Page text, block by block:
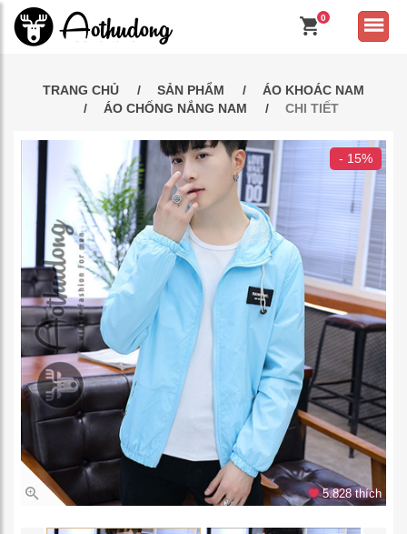
0
TRANG CHỦ SẢN PHẨM
ÁO KHOÁC NAM
ÁO CHỐNG NẮNG NAM
CHI TIẾT
- 15%
5.828 thích